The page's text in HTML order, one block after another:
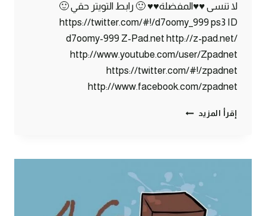
لا تنسى ♥♥المفضلة♥♥ 🙂 رابط التويتر حقي 🙂
https://twitter.com/#!/d7oomy_999 ps3 ID
d7oomy-999 Z-Pad.net http://z-pad.net/
http://www.youtube.com/user/Zpadnet
https://twitter.com/#!/zpadnet
http://www.facebook.com/zpadnet
إقرأ المزيد ماين
مشاهدة
#47
|
47#